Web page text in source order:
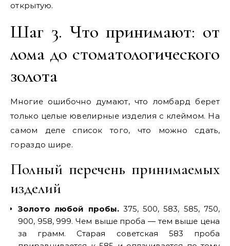
открытую.
Шаг 3. Что принимают: от
лома до стоматологического
золота
Многие ошибочно думают, что ломбард берет
только целые ювелирные изделия с клеймом. На
самом деле список того, что можно сдать,
гораздо шире.
Полный перечень принимаемых
изделий
Золото любой пробы.375, 500, 583, 585, 750,
900, 958, 999. Чем выше проба — тем выше цена
за грамм. Старая советская 583 проба